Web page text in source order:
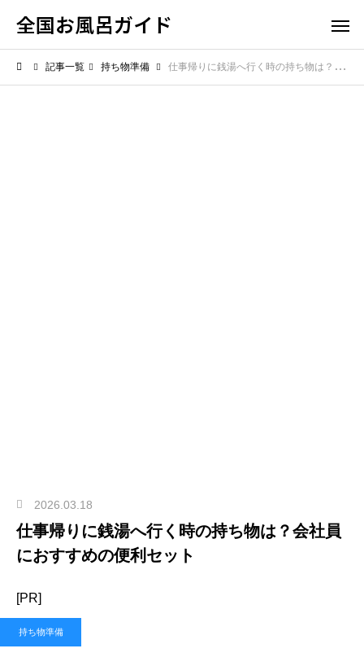
全国お風呂ガイド
記事一覧 持ち物準備 仕事帰りに銭湯へ行く時の持ち物は？会社員におすすめの便利セット
2026.03.18
仕事帰りに銭湯へ行く時の持ち物は？会社員
におすすめの便利セット
[PR]
持ち物準備